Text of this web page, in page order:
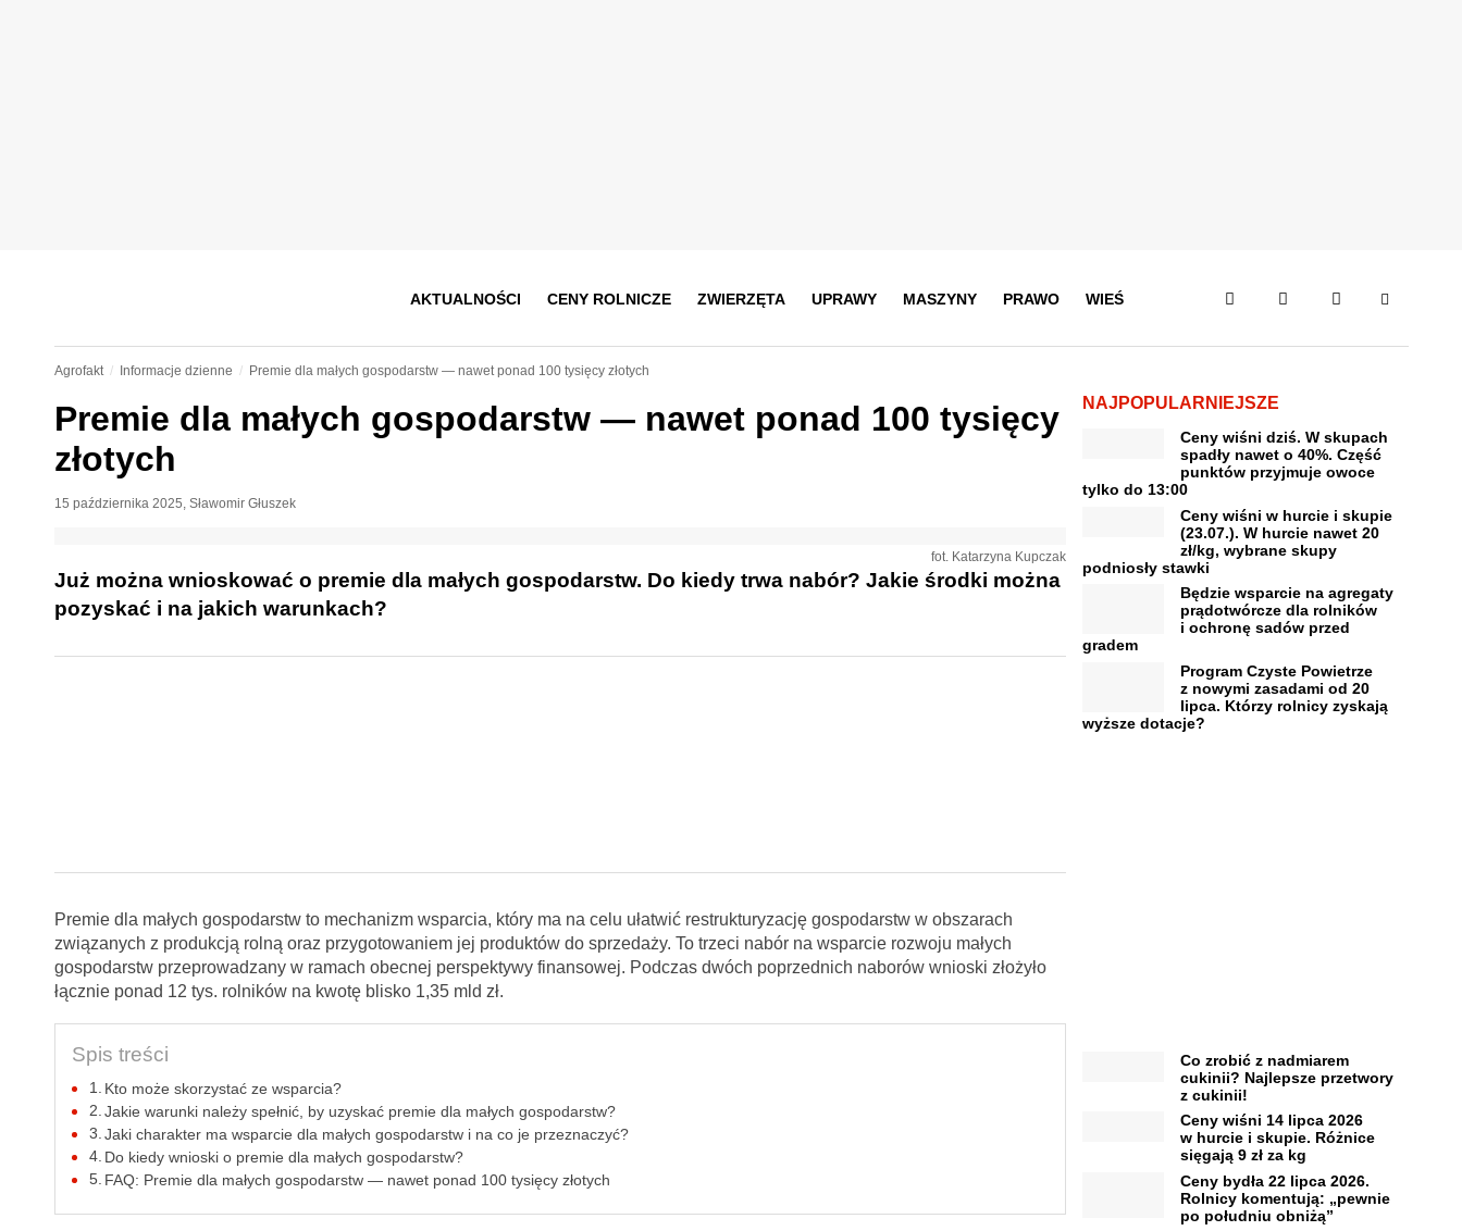
AKTUALNOŚCI CENY ROLNICZE ZWIERZĘTA UPRAWY MASZYNY PRAWO WIEŚ
Agrofakt Informacje dzienne Premie dla małych gospodarstw — nawet ponad 100 tysięcy złotych
Premie dla małych gospodarstw — nawet ponad 100 tysięcy
złotych
15 października 2025, Sławomir Głuszek
fot. Katarzyna Kupczak
Już można wnioskować o premie dla małych gospodarstw. Do kiedy trwa nabór? Jakie środki można
pozyskać i na jakich warunkach?
Premie dla małych gospodarstw to mechanizm wsparcia, który ma na celu ułatwić restrukturyzację gospodarstw w obszarach
związanych z produkcją rolną oraz przygotowaniem jej produktów do sprzedaży. To trzeci nabór na wsparcie rozwoju małych
gospodarstw przeprowadzany w ramach obecnej perspektywy finansowej. Podczas dwóch poprzednich naborów wnioski złożyło
łącznie ponad 12 tys. rolników na kwotę blisko 1,35 mld zł.
Spis treści
Kto może skorzystać ze wsparcia?
Jakie warunki należy spełnić, by uzyskać premie dla małych gospodarstw?
Jaki charakter ma wsparcie dla małych gospodarstw i na co je przeznaczyć?
Do kiedy wnioski o premie dla małych gospodarstw?
FAQ: Premie dla małych gospodarstw — nawet ponad 100 tysięcy złotych
NAJPOPULARNIEJSZE
Ceny wiśni dziś. W skupach
spadły nawet o 40%. Część
punktów przyjmuje owoce
tylko do 13:00
Ceny wiśni w hurcie i skupie
(23.07.). W hurcie nawet 20
zł/kg, wybrane skupy
podniosły stawki
Będzie wsparcie na agregaty
prądotwórcze dla rolników
i ochronę sadów przed
gradem
Program Czyste Powietrze
z nowymi zasadami od 20
lipca. Którzy rolnicy zyskają
wyższe dotacje?
Co zrobić z nadmiarem
cukinii? Najlepsze przetwory
z cukinii!
Ceny wiśni 14 lipca 2026
w hurcie i skupie. Różnice
sięgają 9 zł za kg
Ceny bydła 22 lipca 2026.
Rolnicy komentują: „pewnie
po południu obniżą”